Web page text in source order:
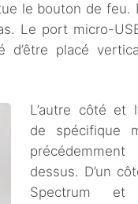
le bouton de feu.
Le port micro-
d’être placé
L’autre côté et
de spécifique
dessus. D’un
Spectrum